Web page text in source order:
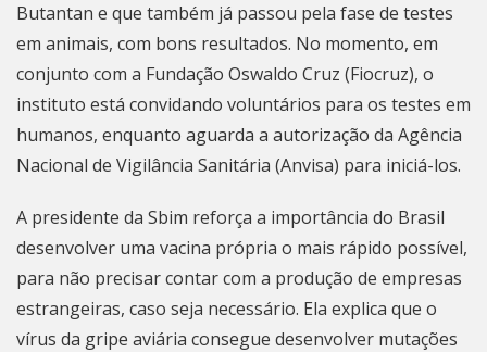
Butantan e que também já passou pela fase de testes
em animais, com bons resultados. No momento, em
conjunto com a Fundação Oswaldo Cruz (Fiocruz), o
instituto está convidando voluntários para os testes em
humanos, enquanto aguarda a autorização da Agência
Nacional de Vigilância Sanitária (Anvisa) para iniciá-los.
A presidente da Sbim reforça a importância do Brasil
desenvolver uma vacina própria o mais rápido possível,
para não precisar contar com a produção de empresas
estrangeiras, caso seja necessário. Ela explica que o
vírus da gripe aviária consegue desenvolver mutações